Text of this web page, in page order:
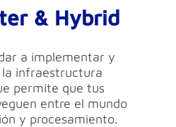
& Hybrid
a implementar y
infraestructura
permite que tus
entre el mundo
y procesamiento.